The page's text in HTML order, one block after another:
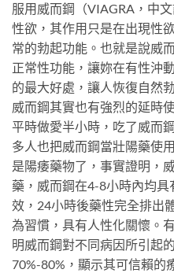
服用威而鋼（VIAGRA，中
性欲，其作用只是在出現性
常的勃起功能。也就是說威
正常性功能，讓妳在有性沖
的最大好處，讓人恢復自然
威而鋼其實也有強烈的延時
平時做愛半小時，吃了威而
多人也把威而鋼當壯陽藥使
是陽痿藥物了，事實證明，
藥，威而鋼在4-8小時內均
效，24小時後藥性完全排出
為習慣，具有人性化關懷。
明威而鋼對不同病因所引起
70%-80%，顯示其可信賴的